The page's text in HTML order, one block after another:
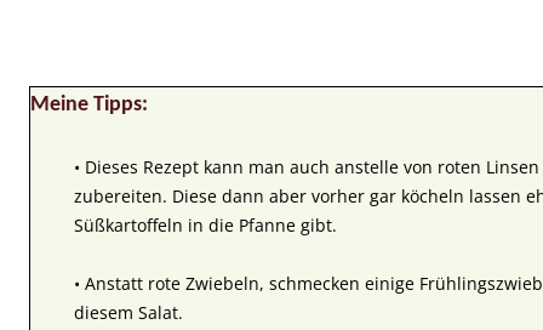
Meine Tipps:
• Dieses Rezept kann man auch anstelle von roten
zubereiten. Diese dann aber vorher gar köcheln lassen
Süßkartoffeln in die Pfanne gibt.
• Anstatt rote Zwiebeln, schmecken einige
diesem Salat.